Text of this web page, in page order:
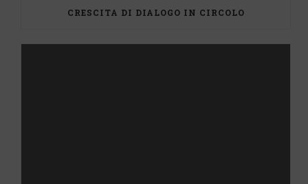
CRESCITA DI DIALOGO IN CIRCOLO